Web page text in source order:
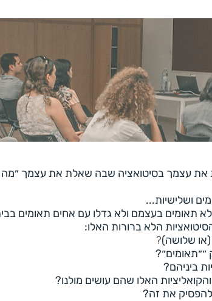
את עצמך בסיטואציה שבה שאלת את עצמך ״מה
ושלישיות...
תאומים בעצמם ולא גדלו עם אחים תאומים
הלא ברורות האלו:
שלושה)?
ביניהם?
האלו שהם עושים מולנו?
את זה?